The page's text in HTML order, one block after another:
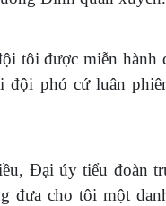
tôi được miễn hành
đội phó cứ luân
Đại úy tiểu đoàn
đưa cho tôi một